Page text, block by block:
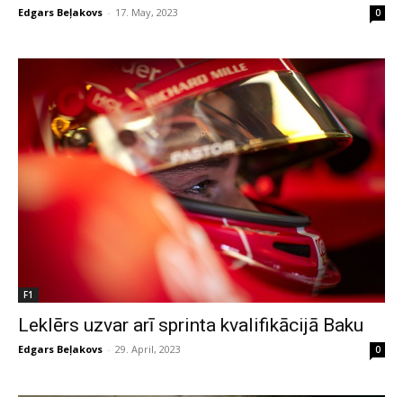
Edgars Beļakovs - 17. May, 2023 0
F1
Leklērs uzvar arī sprinta kvalifikācijā Baku
Edgars Beļakovs - 29. April, 2023 0